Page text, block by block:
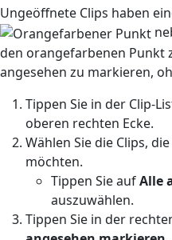
Ungeöffnete Clips haben
den orangefarbenen Punkt
angesehen zu markieren,
Tippen Sie in der Clip-
oberen rechten Ecke.
Wählen Sie die Clips,
möchten.
Tippen Sie aufAlle
auszuwählen.
Tippen Sie in der